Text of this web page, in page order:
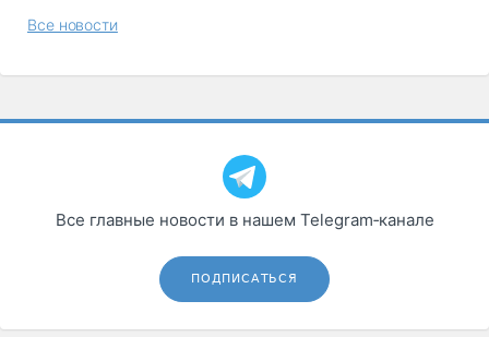
Все новости
Все главные новости в нашем Telegram‑канале
ПОДПИСАТЬСЯ